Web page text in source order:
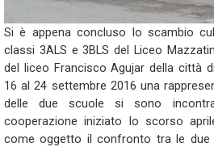
Si è appena concluso lo scambio
classi 3ALS e 3BLS del Liceo
del liceo Francisco Agujar della città
16 al 24 settembre 2016 una
delle due scuole si sono
cooperazione iniziato lo scorso
come oggetto il confronto tra le due